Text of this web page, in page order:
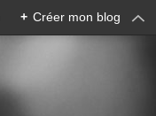
+ Créer mon blog